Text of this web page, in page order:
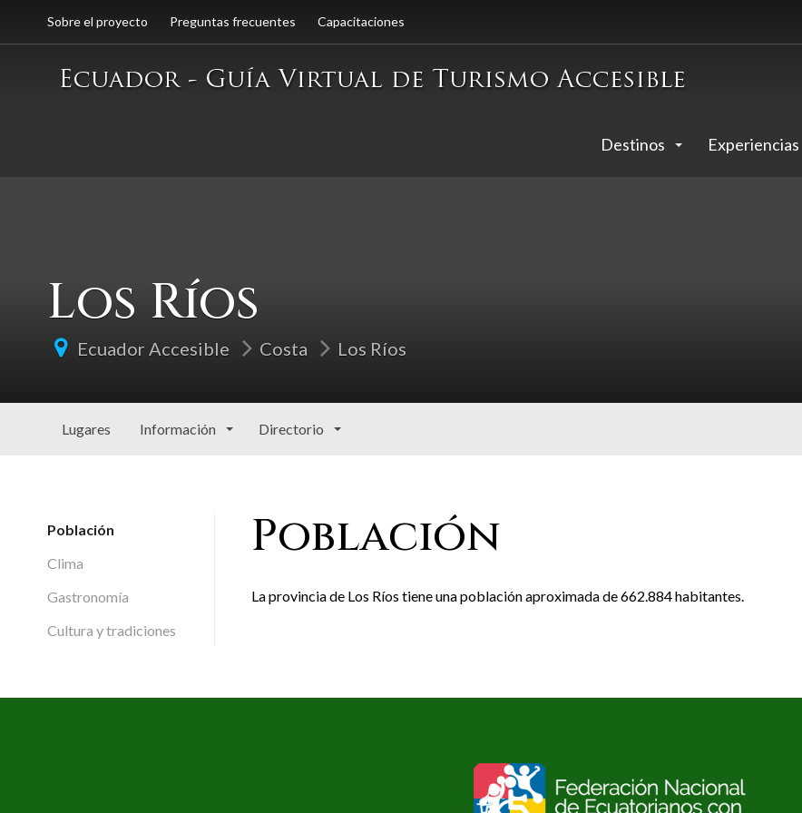
Sobre el proyecto Preguntas frecuentes Capacitaciones
Destinos Experiencias
Los Ríos
Ecuador Accesible Costa Los Ríos
Lugares Información Directorio
Población
Clima
Gastronomía
Cultura y tradiciones
Población
La provincia de Los Ríos tiene una población aproximada de 662.884 habitantes.